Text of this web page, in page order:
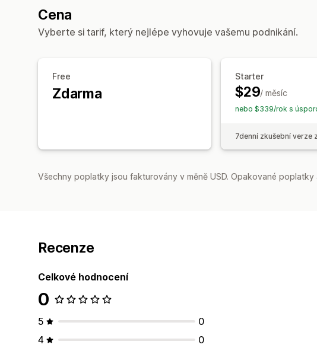
Cena
Vyberte si tarif, který nejlépe vyhovuje vašemu podnikání.
Free
Zdarma
Starter
$29/ měsíc
nebo $339/rok s
7denní zkušební verze
Všechny poplatky jsou fakturovány v měně USD. Opakované
Recenze
Celkové hodnocení
0
5
0
4
0